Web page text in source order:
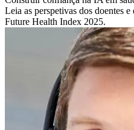
Leia as perspetivas dos doentes
Future Health Index 2025.